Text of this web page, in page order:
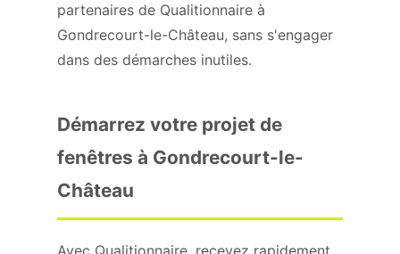
partenaires de Qualitionnaire à
Gondrecourt-le-Château, sans s'engager
dans des démarches inutiles.
Démarrez votre projet de
fenêtres à Gondrecourt-le-
Château
Avec Qualitionnaire, recevez rapidement